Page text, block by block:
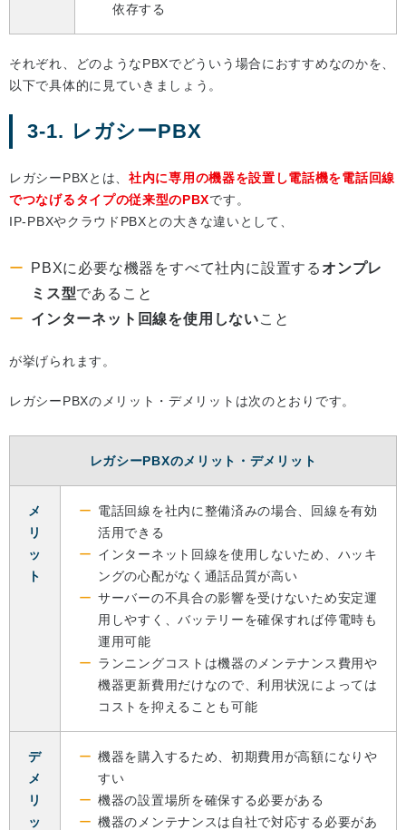
依存する
それぞれ、どのようなPBXでどういう場合におすすめなのかを、
以下で具体的に見ていきましょう。
3-1. レガシーPBX
レガシーPBXとは、 社内に専用の機器を設置し電話機を電話回線
でつなげるタイプの従来型のPBXです。
IP‐PBXやクラウドPBXとの大きな違いとして、
PBXに必要な機器をすべて社内に設置する オンプレ
ミス型であること
インターネット回線を使用しないこと
が挙げられます。
レガシーPBXのメリット・デメリットは次のとおりです。
レガシーPBXのメリット・デメリット
メ
リ
ッ
ト
電話回線を社内に整備済みの場合、回線を有効
活用できる
インターネット回線を使用しないため、ハッキ
ングの心配がなく通話品質が高い
サーバーの不具合の影響を受けないため安定運
用しやすく、バッテリーを確保すれば停電時も
運用可能
ランニングコストは機器のメンテナンス費用や
機器更新費用だけなので、利用状況によっては
コストを抑えることも可能
デ
メ
リ
ッ
機器を購入するため、初期費用が高額になりや
すい
機器の設置場所を確保する必要がある
機器のメンテナンスは自社で対応する必要があ